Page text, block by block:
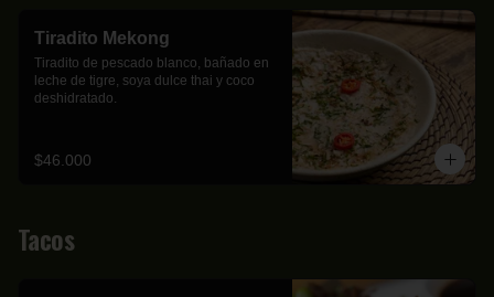
Tiradito Mekong
Tiradito de pescado blanco, bañado en
leche de tigre, soya dulce thai y coco
deshidratado.
$46.000
Tacos